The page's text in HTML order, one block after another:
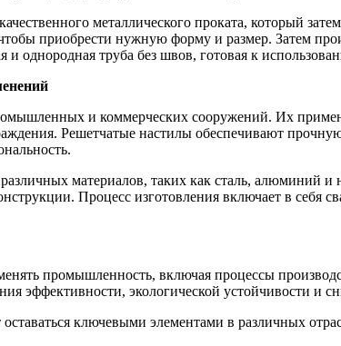
металлического проката, который
приобрести нужную форму и размер. Затем
однородная труба без швов, готовая к
и коммерческих сооружений. Их
Решетчатые настилы обеспечивают
материалов, таких как сталь,
Процесс изготовления включает в себя
промышленность, включая процессы
эффективности, экологической устойчивости и
ключевыми элементами в различных